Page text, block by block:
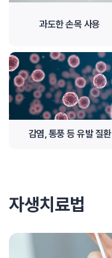
과도한 손목 사용
감염, 통풍 등 유발 질환
자생치료법